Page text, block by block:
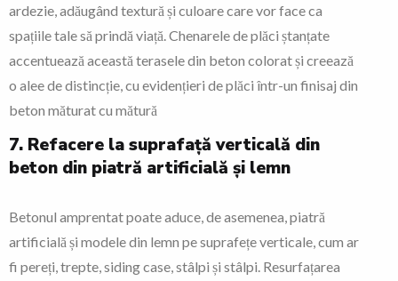
ardezie, adăugând textură și culoare care vor face ca
spațiile tale să prindă viață. Chenarele de plăci ștanțate
accentuează această terasele din beton colorat și creează
o alee de distincție, cu evidențieri de plăci într-un finisaj din
beton măturat cu mătură
7. Refacere la suprafață verticală din
beton din piatră artificială și lemn
Betonul amprentat poate aduce, de asemenea, piatră
artificială și modele din lemn pe suprafețe verticale, cum ar
fi pereți, trepte, siding case, stâlpi și stâlpi. Resurfațarea